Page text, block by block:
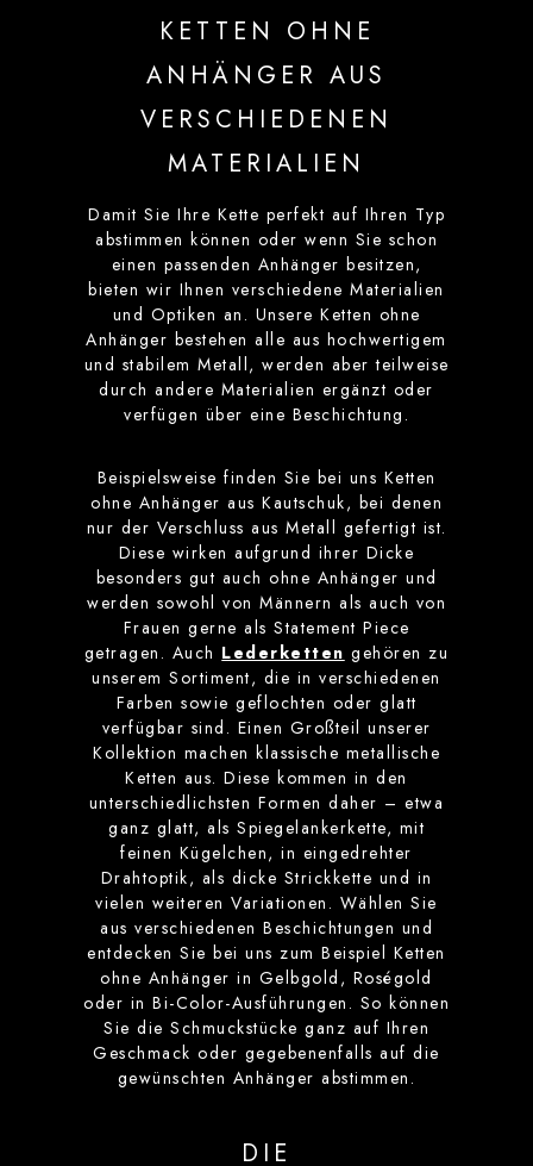
KETTEN OHNE
ANHÄNGER AUS
VERSCHIEDENEN
MATERIALIEN
Damit Sie Ihre Kette perfekt auf Ihren Typ
abstimmen können oder wenn Sie schon
einen passenden Anhänger besitzen,
bieten wir Ihnen verschiedene Materialien
und Optiken an. Unsere Ketten ohne
Anhänger bestehen alle aus hochwertigem
und stabilem Metall, werden aber teilweise
durch andere Materialien ergänzt oder
verfügen über eine Beschichtung.
Beispielsweise finden Sie bei uns Ketten
ohne Anhänger aus Kautschuk, bei denen
nur der Verschluss aus Metall gefertigt ist.
Diese wirken aufgrund ihrer Dicke
besonders gut auch ohne Anhänger und
werden sowohl von Männern als auch von
Frauen gerne als Statement Piece
getragen. Auch Lederketten gehören zu
unserem Sortiment, die in verschiedenen
Farben sowie geflochten oder glatt
verfügbar sind. Einen Großteil unserer
Kollektion machen klassische metallische
Ketten aus. Diese kommen in den
unterschiedlichsten Formen daher – etwa
ganz glatt, als Spiegelankerkette, mit
feinen Kügelchen, in eingedrehter
Drahtoptik, als dicke Strickkette und in
vielen weiteren Variationen. Wählen Sie
aus verschiedenen Beschichtungen und
entdecken Sie bei uns zum Beispiel Ketten
ohne Anhänger in Gelbgold, Roségold
oder in Bi-Color-Ausführungen. So können
Sie die Schmuckstücke ganz auf Ihren
Geschmack oder gegebenenfalls auf die
gewünschten Anhänger abstimmen.
DIE